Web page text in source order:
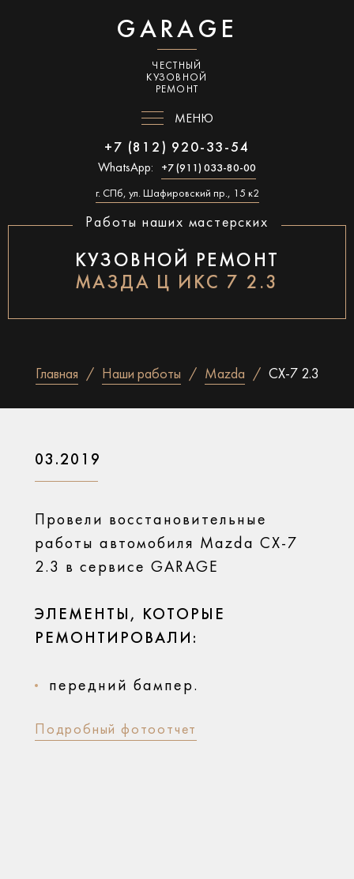
GARAGE
ЧЕСТНЫЙ
КУЗОВНОЙ
РЕМОНТ
МЕНЮ
+7 (812) 920-33-54
WhatsApp: +7 (911) 033-80-00
г. СПб, ул. Шафировский пр., 15 к2
Работы наших мастерских
КУЗОВНОЙ РЕМОНТ
МАЗДА Ц ИКС 7 2.3
Главная Наши работы Mazda CX-7 2.3
03.2019
Провели восстановительные
работы автомобиля Mazda CX-7
2.3 в сервисе GARAGE
ЭЛЕМЕНТЫ, КОТОРЫЕ
РЕМОНТИРОВАЛИ:
передний бампер.
Подробный фотоотчет